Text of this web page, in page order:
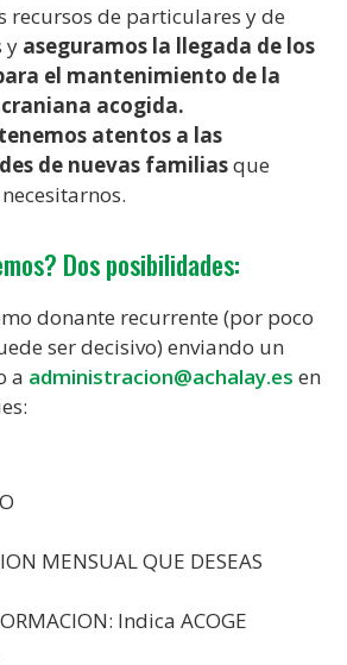
recursos de particulares y de
y aseguramos la llegada de los
el mantenimiento de la
acogida.
atentos a las
de nuevas familiasque
Dos posibilidades:
donante recurrente (por poco
ser decisivo) enviando un
a administracion@achalay.es en
MENSUAL QUE DESEAS
Indica ACOGE